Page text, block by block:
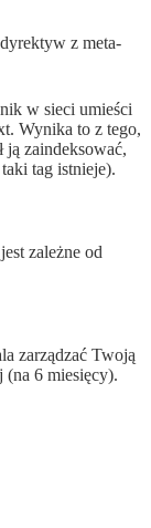
z meta-
w sieci umieści
Wynika to z tego,
zaindeksować,
tag istnieje).
zależne od
zarządzać Twoją
6 miesięcy).